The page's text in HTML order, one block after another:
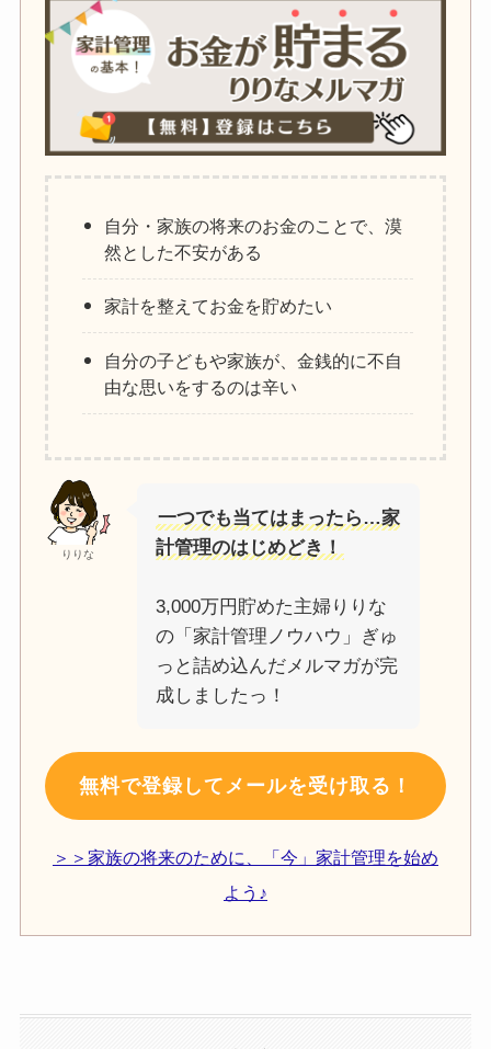
自分・家族の将来のお金のことで、漠
然とした不安がある
家計を整えてお金を貯めたい
自分の子どもや家族が、金銭的に不自
由な思いをするのは辛い
りりな
一つでも当てはまったら…家
計管理のはじめどき！
3,000万円貯めた主婦りりな
の「家計管理ノウハウ」ぎゅ
っと詰め込んだメルマガが完
成しましたっ！
無料で登録してメールを受け取る！
＞＞家族の将来のために、「今」家計管理を始め
よう♪